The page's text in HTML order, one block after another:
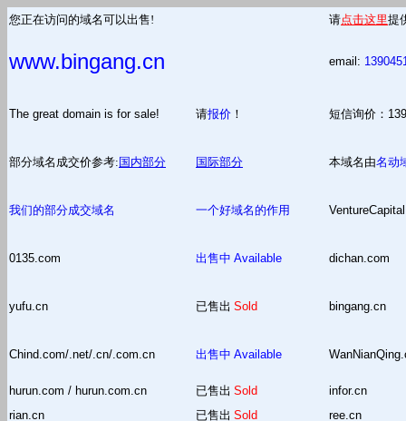
您正在访问的域名可以出售! 请点击这里提
www.bingang.cn email:
The great domain is for sale! 请报价 ！ 短信询价：
部分域名成交价参考: 国内部分 国际部分 本域名由名动
我们的部分成交域名 一个好域名的作用
0135.com 出售中 Available dichan.com
yufu.cn 已售出 Sold bingang.cn
Chind.com/.net/.cn/.com.cn 出售中 Available
hurun.com / hurun.com.cn 已售出 Sold
infor.cn
rian.cn
已售出 Sold ree.cn